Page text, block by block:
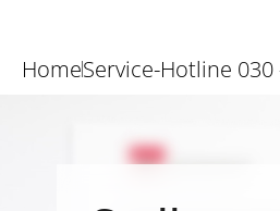
HomeService-Hotline 030